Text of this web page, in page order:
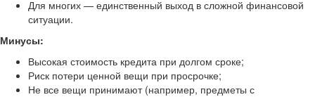
Для многих — единственный выход в сложной финансовой
ситуации.
Минусы:
Высокая стоимость кредита при долгом сроке;
Риск потери ценной вещи при просрочке;
Не все вещи принимают (например, предметы с